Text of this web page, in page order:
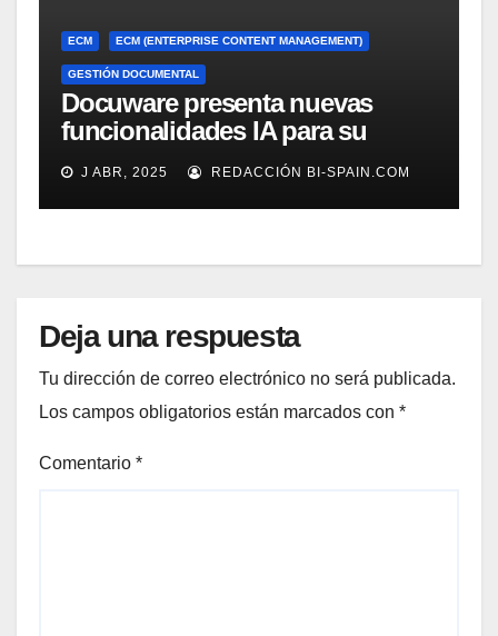
ECM ECM (ENTERPRISE CONTENT MANAGEMENT)
GESTIÓN DOCUMENTAL
Docuware presenta nuevas
funcionalidades IA para su
gestión documental
J ABR, 2025 REDACCIÓN BI-SPAIN.COM
Deja una respuesta
Tu dirección de correo electrónico no será publicada.
Los campos obligatorios están marcados con *
Comentario *